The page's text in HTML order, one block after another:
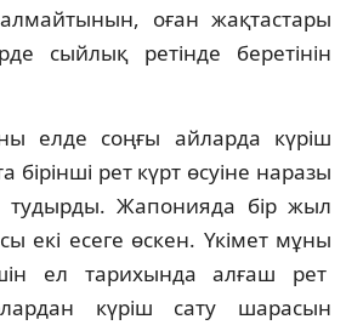
оған жақтастары
сыйлық ретінде беретінін
елде соңғы айларда күріш
бірінші рет күрт өсуіне наразы
Жапонияда бір жыл
екі есеге өскен. Үкімет мұны
ел тарихында алғаш рет
күріш сату шарасын